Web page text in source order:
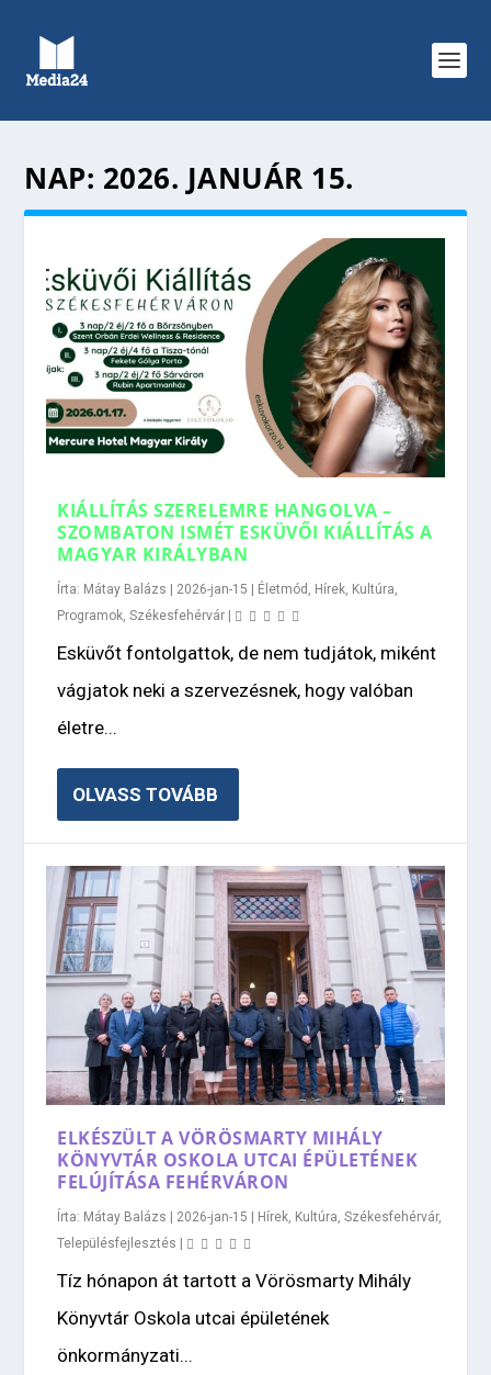
NAP: 2026. JANUÁR 15.
KIÁLLÍTÁS SZERELEMRE HANGOLVA –
SZOMBATON ISMÉT ESKÜVŐI KIÁLLÍTÁS A
MAGYAR KIRÁLYBAN
Írta: Mátay Balázs | 2026-jan-15 | Életmód Hírek Kultúra
Programok ,Székesfehérvár |
Esküvőt fontolgattok, de nem tudjátok, miként
vágjatok neki a szervezésnek, hogy valóban
életre...
OLVASS TOVÁBB
ELKÉSZÜLT A VÖRÖSMARTY MIHÁLY
KÖNYVTÁR OSKOLA UTCAI ÉPÜLETÉNEK
FELÚJÍTÁSA FEHÉRVÁRON
Írta: Mátay Balázs | 2026-jan-15 | Hírek Kultúra ,Székesfehérvár,
Településfejlesztés |
Tíz hónapon át tartott a Vörösmarty Mihály
Könyvtár Oskola utcai épületének
önkormányzati...